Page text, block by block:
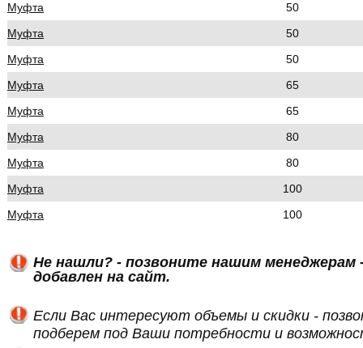
Муфта
50
Муфта
50
Муфта
50
Муфта
65
Муфта
65
Муфта
80
Муфта
80
Муфта
100
Муфта
100
Не нашли? - позвоните нашим менеджерам
добавлен на сайт.
Если Вас интересуют объемы и скидки -
подберем под Ваши потребности и